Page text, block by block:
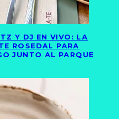
Y DJ EN VIVO: LA
ROSEDAL PARA
JUNTO AL PARQUE